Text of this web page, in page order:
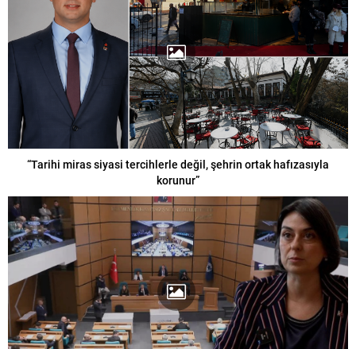
“Tarihi miras siyasi tercihlerle değil, şehrin ortak hafızasıyla
korunur”